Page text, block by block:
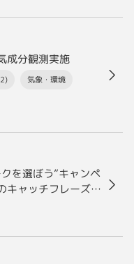
成分観測実施
気象・環境
を選ぼう”キャンペ
キャッチフレーズに